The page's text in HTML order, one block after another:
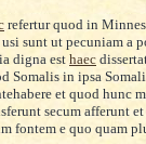
refertur quod in
sunt ut pecuniam a
digna esthaec
Somalis in ipsa
et quod hunc
secum afferunt
fontem e quo quam